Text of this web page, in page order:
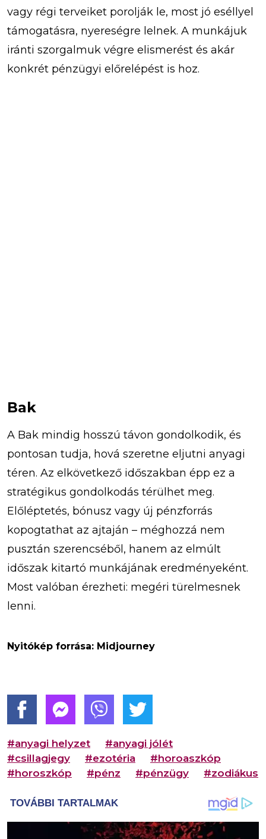
vagy régi terveiket porolják le, most jó eséllyel
támogatásra, nyereségre lelnek. A munkájuk
iránti szorgalmuk végre elismerést és akár
konkrét pénzügyi előrelépést is hoz.
Bak
A Bak mindig hosszú távon gondolkodik, és
pontosan tudja, hová szeretne eljutni anyagi
téren. Az elkövetkező időszakban épp ez a
stratégikus gondolkodás térülhet meg.
Előléptetés, bónusz vagy új pénzforrás
kopogtathat az ajtaján – méghozzá nem
pusztán szerencséből, hanem az elmúlt
időszak kitartó munkájának eredményeként.
Most valóban érezheti: megéri türelmesnek
lenni.
Nyitókép forrása: Midjourney
#anyagi helyzet
#anyagi jólét
#csillagjegy
#ezotéria
#horoaszkóp
#horoszkóp
#pénz #pénzügy #zodiákus